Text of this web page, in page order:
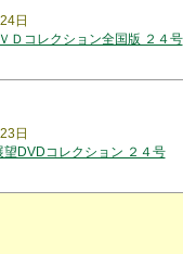
日
Ｄコレクション全国版 ２４号
日
望DVDコレクション ２４号